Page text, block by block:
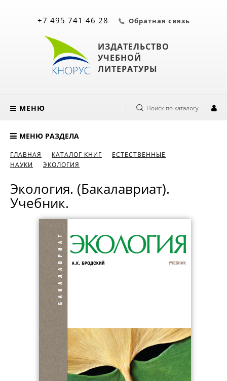
ИЗДАТЕЛЬСТВО
УЧЕБНОЙ
ЛИТЕРАТУРЫ
+7 495 741 46 28 Обратная связь
МЕНЮ Поиск по каталогу
МЕНЮ РАЗДЕЛА
ГЛАВНАЯ КАТАЛОГ КНИГ
ЕСТЕСТВЕННЫЕ
НАУКИ
ЭКОЛОГИЯ
Экология. (Бакалавриат).
Учебник.